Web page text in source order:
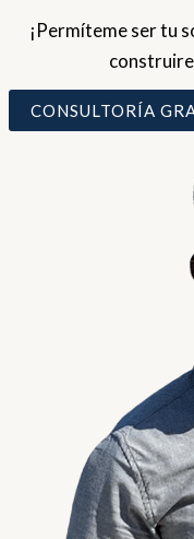
¡Permíteme ser tu
CONSULTORÍA